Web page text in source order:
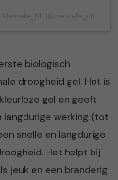
biologisch
droogheid gel. Het is
gel en geeft
langdurige werking (tot
snelle en langdurige
Het helpt bij
jeuk en een branderig